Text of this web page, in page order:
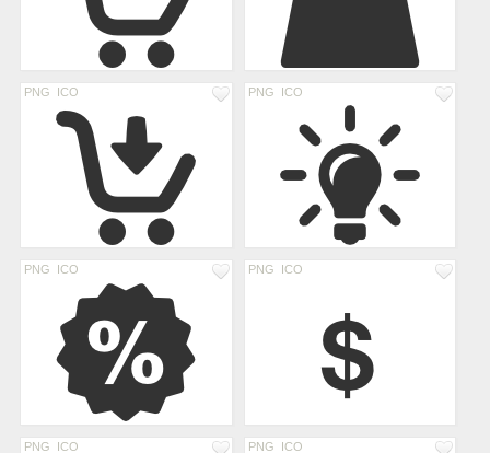
PNG ICO PNG ICO
PNG ICO PNG ICO
PNG ICO PNG ICO